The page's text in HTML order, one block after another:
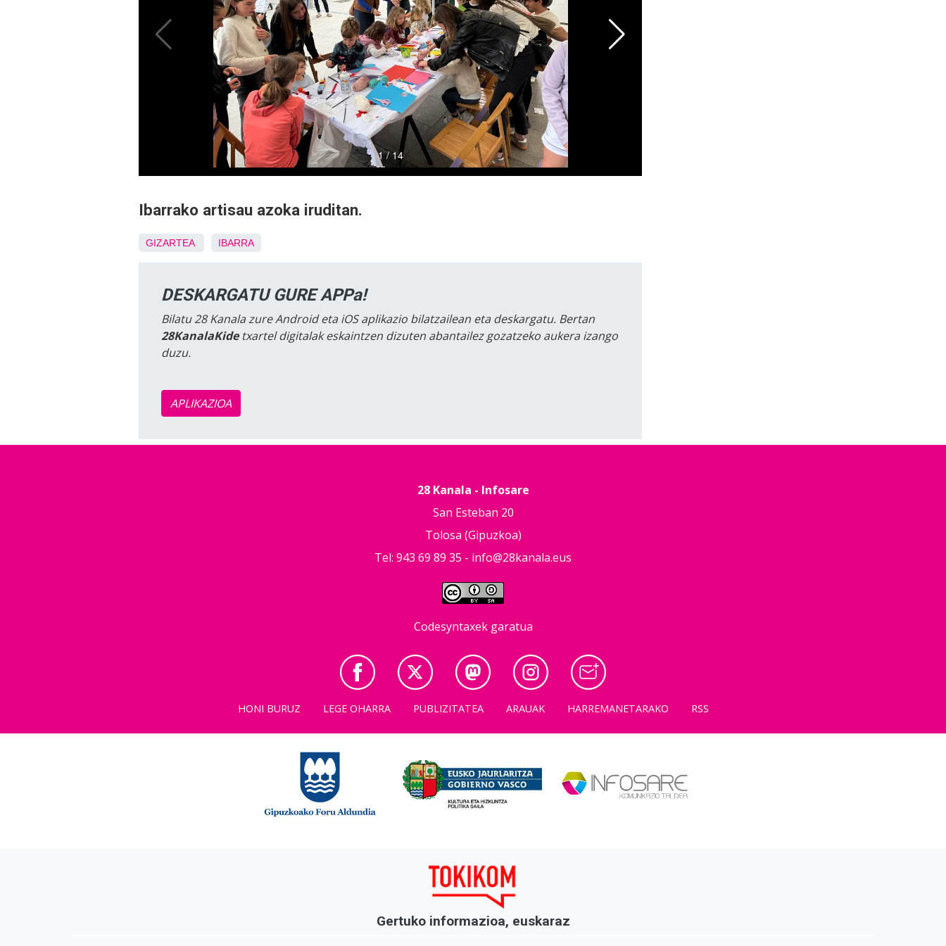
Ibarrako artisau azoka iruditan.
GIZARTEA IBARRA
DESKARGATU GURE APPa!
Bilatu 28 Kanala zure Android eta iOS aplikazio bilatzailean eta deskargatu. Bertan
28KanalaKidetxartel digitalak eskaintzen dizuten abantailez gozatzeko aukera izango
duzu.
APLIKAZIOA
28 Kanala - Infosare
San Esteban 20
Tolosa (Gipuzkoa)
Tel: 943 69 89 35 - info@28kanala.eus
Codesyntaxek garatua
HONI BURUZ LEGE OHARRA PUBLIZITATEA ARAUAK HARREMANETARAKO RSS
Gertuko informazioa, euskaraz